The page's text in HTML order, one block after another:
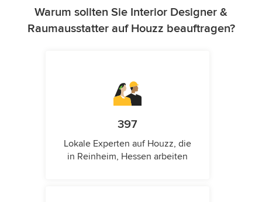
Warum sollten Sie Interior Designer &
Raumausstatter auf Houzz beauftragen?
397
Lokale Experten auf Houzz, die
in Reinheim, Hessen arbeiten